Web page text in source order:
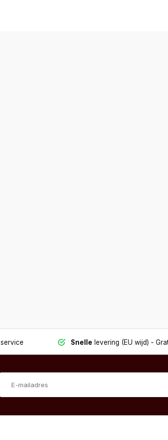
service Snelle levering (EU wijd) -